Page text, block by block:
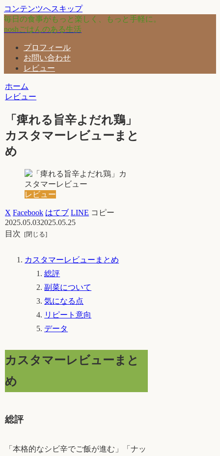
コンテンツへスキップ
毎日の食事がもっと楽しく、もっと手軽に。
noshごはんのある生活
プロフィール
お問い合わせ
レビュー
ホーム
レビュー
「痺れる旨辛よだれ鶏」
カスタマーレビューまと
め
レビュー
X Facebook はてブ LINE コピー
2025.05.032025.05.25
目次
カスタマーレビューまとめ
総評
副菜について
気になる点
リピート意向
データ
カスタマーレビューまと
め
総評
「本格的なシビ辛でご飯が進む」「ナッ